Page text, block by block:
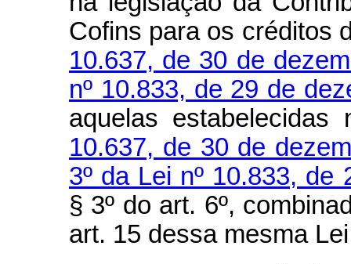
Cofins para os créditos
10.637, de 30 de
nº 10.833, de 29 de
aquelas
10.637, de 30 de
3º da Lei nº 10.833,
§ 3º do art. 6º,
art. 15 dessa mesma